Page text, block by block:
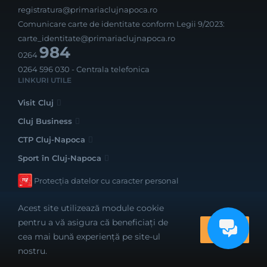
registratura@primariaclujnapoca.ro
Comunicare carte de identitate conform Legii 9/2023:
carte_identitate@primariaclujnapoca.ro
0264984
0264 596 030 - Centrala telefonica
LINKURI UTILE
Visit Cluj
Cluj Business
CTP Cluj-Napoca
Sport în Cluj-Napoca
Protecția datelor cu caracter personal
Realizat cu bune intenții de către
Acest site utilizează module cookie
pentru a vă asigura că beneficiați de
cea mai bună experiență pe site-ul
nostru.
OK